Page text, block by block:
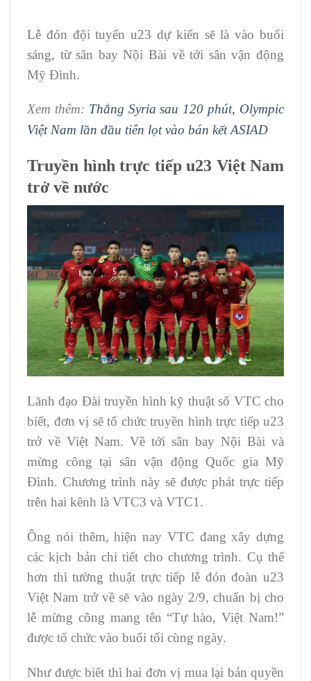
Lễ đón đội tuyển u23 dự kiến sẽ là vào buổi
sáng, từ sân bay Nội Bài về tới sân vận động
Mỹ Đình.
Xem thêm: Thắng Syria sau 120 phút, Olympic
Việt Nam lần đầu tiên lọt vào bán kết ASIAD
Truyền hình trực tiếp u23 Việt Nam
trở về nước
Lãnh đạo Đài truyền hình kỹ thuật số VTC cho
biết, đơn vị sẽ tổ chức truyền hình trực tiếp u23
trở về Việt Nam. Về tới sân bay Nội Bài và
mừng công tại sân vận động Quốc gia Mỹ
Đình. Chương trình này sẽ được phát trực tiếp
trên hai kênh là VTC3 và VTC1.
Ông nói thêm, hiện nay VTC đang xây dựng
các kịch bản chi tiết cho chương trình. Cụ thể
hơn thì tường thuật trực tiếp lễ đón đoàn u23
Việt Nam trở về sẽ vào ngày 2/9, chuẩn bị cho
lễ mừng công mang tên “Tự hào, Việt Nam!”
được tổ chức vào buổi tối cùng ngày.
Như được biết thì hai đơn vị mua lại bản quyền